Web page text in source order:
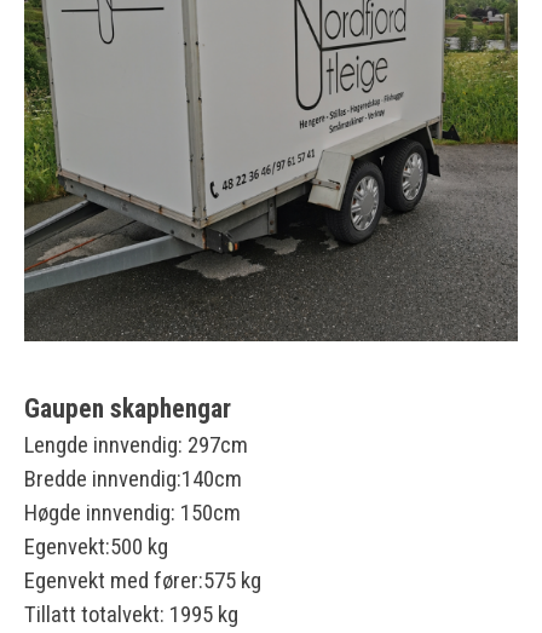
Gaupen skaphengar
Lengde innvendig: 297cm
Bredde innvendig:140cm
Høgde innvendig: 150cm
Egenvekt:500 kg
Egenvekt med fører:575 kg
Tillatt totalvekt: 1995 kg